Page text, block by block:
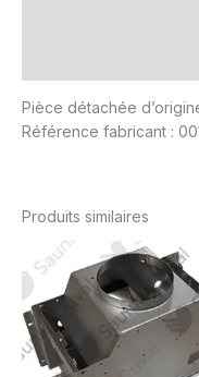
Pièce détachée
Référence fabricant :
Produits similaires